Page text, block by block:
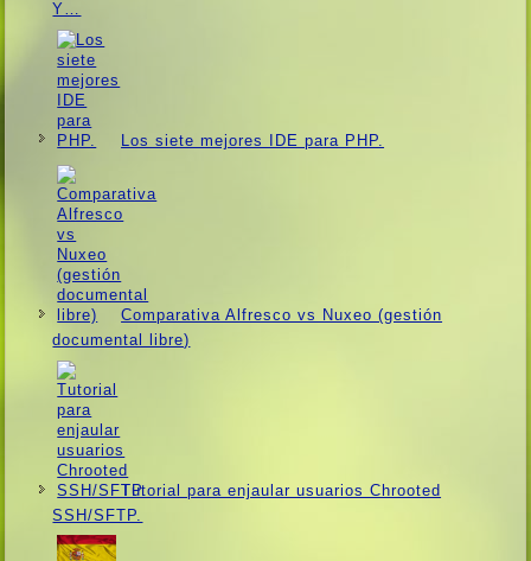
Y…
Los siete mejores IDE para PHP.
Comparativa Alfresco vs Nuxeo (gestión
documental libre)
Tutorial para enjaular usuarios Chrooted
SSH/SFTP.